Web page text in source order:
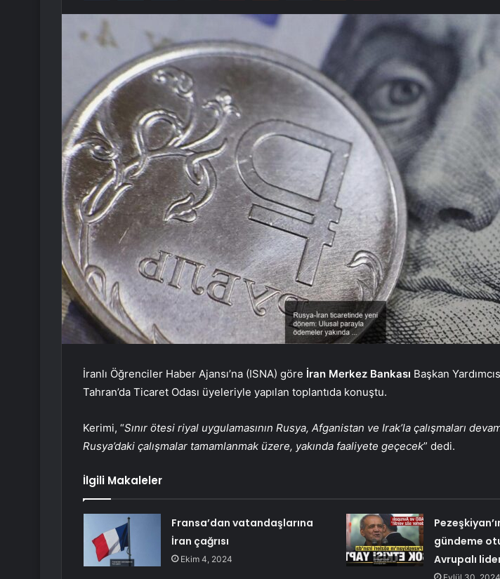
İranlı Öğrenciler Haber Ajansı’na (ISNA) göre İran Merkez Bankası Başkan
Tahran’da Ticaret Odası üyeleriyle yapılan toplantıda konuştu.
Kerimi, “Sınır ötesi riyal uygulamasının Rusya, Afganistan ve Irak’la çalışmaları
Rusya’daki çalışmalar tamamlanmak üzere, yakında faaliyete geçecek” dedi.
İlgili Makaleler
Fransa’dan vatandaşlarına
İran çağrısı
Ekim 4, 2024
gündeme
Avrupalı